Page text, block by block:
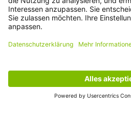
Versand in ganz
Kundenservice
Informationen